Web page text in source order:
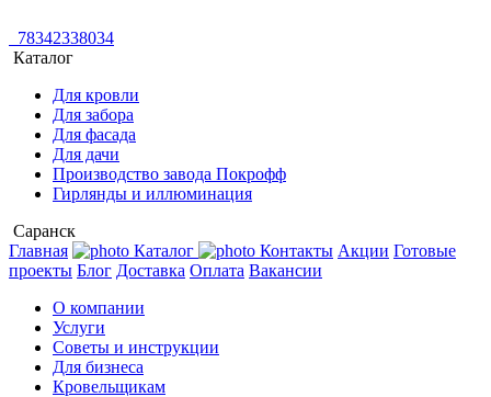
78342338034
Каталог
Для кровли
Для забора
Для фасада
Для дачи
Производство завода Покрофф
Гирлянды и иллюминация
Саранск
Главная
Каталог Контакты Акции Готовые
проекты Блог Доставка Оплата Вакансии
О компании
Услуги
Советы и инструкции
Для бизнеса
Кровельщикам